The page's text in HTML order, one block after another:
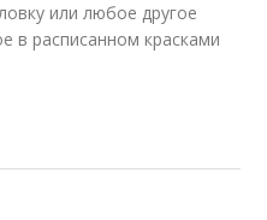
или любое другое
в расписанном красками